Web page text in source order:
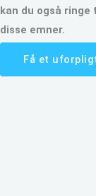
kan du også
disse emner.
Få et